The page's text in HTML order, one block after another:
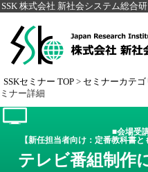
SSK 株式会社 新社会システム総合
SSKセミナー TOP > セミナーカテ
ミナー詳細
■会場受
【新任担当者向け：定番教科書
テレビ番組制作